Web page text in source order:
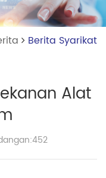
Berita Syarikat
Alat